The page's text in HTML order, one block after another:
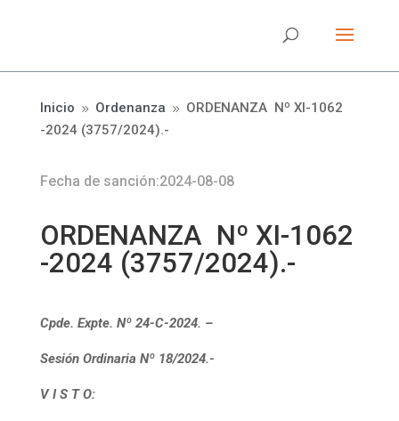
Inicio 9 Ordenanza 9 ORDENANZA Nº XI-1062
-2024 (3757/2024).-
Fecha de sanción:2024-08-08
ORDENANZA Nº XI-1062
-2024 (3757/2024).-
Cpde. Expte. Nº 24-C-2024. –
Sesión Ordinaria Nº 18/2024.-
V I S T O: